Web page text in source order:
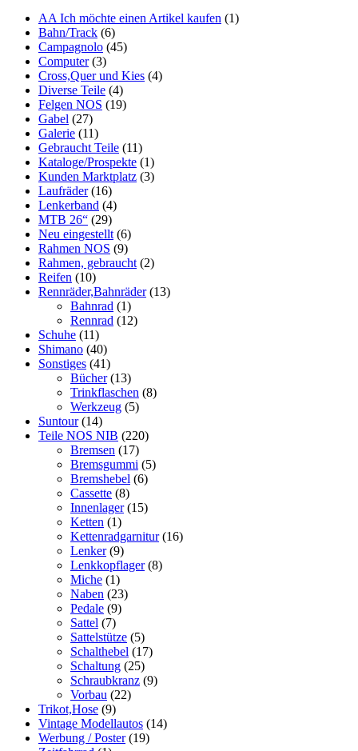
AA Ich möchte einen Artikel kaufen (1)
Bahn/Track (6)
Campagnolo (45)
Computer (3)
Cross,Quer und Kies (4)
Diverse Teile (4)
Felgen NOS (19)
Gabel (27)
Galerie (11)
Gebraucht Teile (11)
Kataloge/Prospekte (1)
Kunden Marktplatz (3)
Laufräder (16)
Lenkerband (4)
MTB 26“ (29)
Neu eingestellt (6)
Rahmen NOS (9)
Rahmen, gebraucht (2)
Reifen (10)
Rennräder,Bahnräder (13)
Bahnrad (1)
Rennrad (12)
Schuhe (11)
Shimano (40)
Sonstiges (41)
Bücher (13)
Trinkflaschen (8)
Werkzeug (5)
Suntour (14)
Teile NOS NIB (220)
Bremsen (17)
Bremsgummi (5)
Bremshebel (6)
Cassette (8)
Innenlager (15)
Ketten (1)
Kettenradgarnitur (16)
Lenker (9)
Lenkkopflager (8)
Miche (1)
Naben (23)
Pedale (9)
Sattel (7)
Sattelstütze (5)
Schalthebel (17)
Schaltung (25)
Schraubkranz (9)
Vorbau (22)
Trikot,Hose (9)
Vintage Modellautos (14)
Werbung / Poster (19)